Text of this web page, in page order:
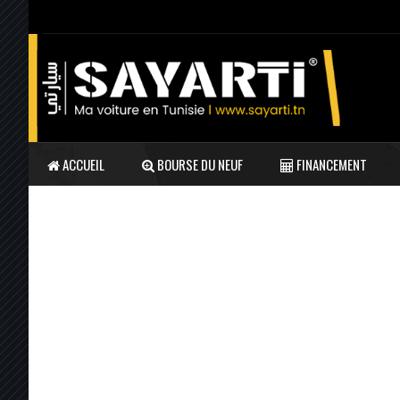
ACCUEIL BOURSE DU NEUF FINANCEMENT